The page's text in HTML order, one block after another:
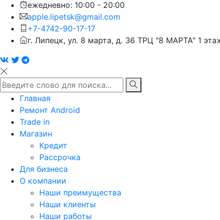
ежедневно: 10:00 - 20:00
apple.lipetsk@gmail.com
+7-4742-90-17-17
г. Липецк, ул. 8 марта, д. 36 ТРЦ "8 МАРТА" 1
Главная
Ремонт Android
Trade in
Магазин
Кредит
Рассрочка
Для бизнеса
О компании
Наши преимущества
Наши клиенты
Наши работы